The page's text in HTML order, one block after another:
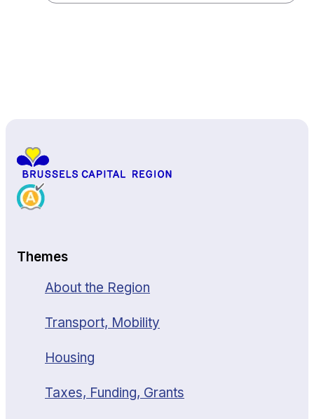
Themes
About the Region
Transport, Mobility
Housing
Taxes, Funding, Grants